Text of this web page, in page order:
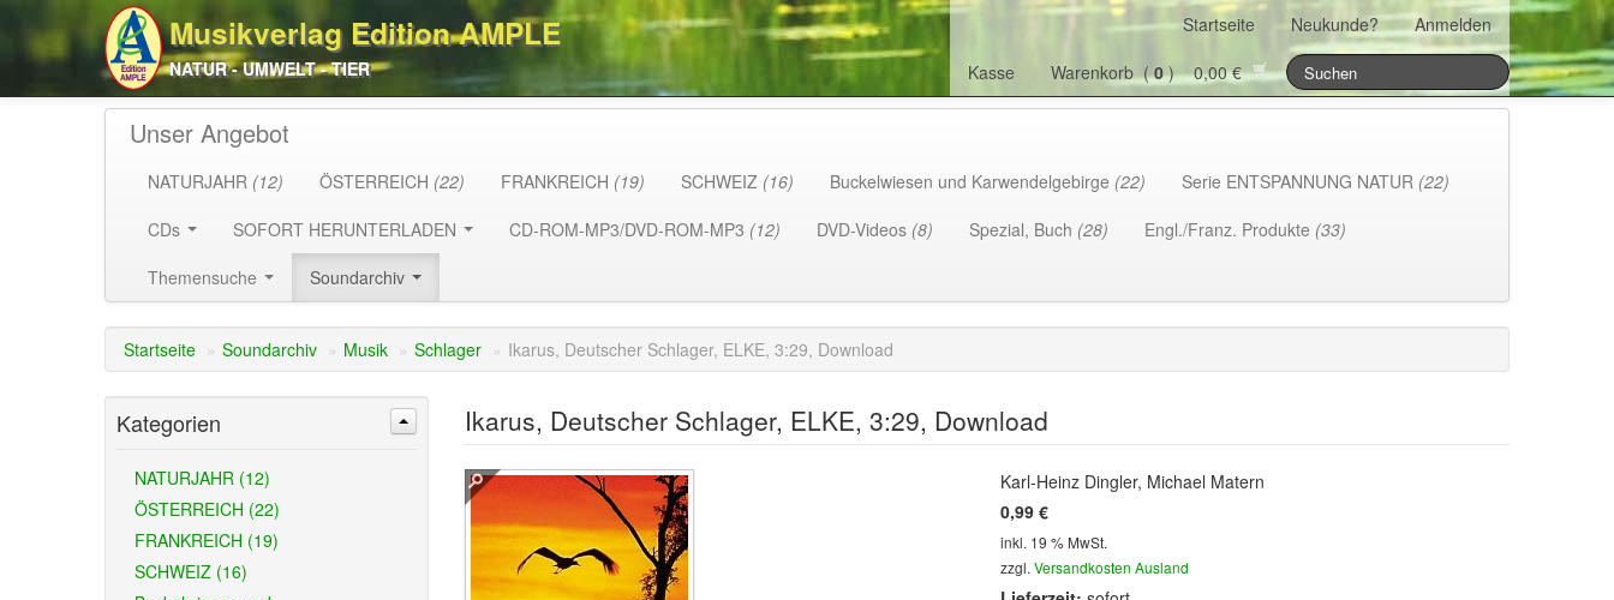
Musikverlag Edition AMPLE
NATUR - UMWELT - TIER
Startseite Neukunde?
Anmelden
Kasse
Warenkorb (0) 0,00 €
Unser Angebot
NATURJAHR (12) ÖSTERREICH (22) FRANKREICH (19) SCHWEIZ (16) Buckelwiesen und Karwendelgebirge (22) Serie ENTSPANNUNG NATUR (22)
CDs
SOFORT HERUNTERLADEN CD-ROM-MP3/DVD-ROM-MP3 (12) DVD-Videos (8) Spezial, Buch (28) Engl./Franz. Produkte (33)
Themensuche
Soundarchiv
Startseite » Soundarchiv » Musik » Schlager » Ikarus, Deutscher Schlager, ELKE, 3:29, Download
Ikarus, Deutscher Schlager, ELKE, 3:29, Download
Karl-Heinz Dingler, Michael Matern
0,99 €
inkl. 19 % MwSt.
zzgl.Versandkosten Ausland
Kategorien
NATURJAHR (12)
ÖSTERREICH (22)
FRANKREICH (19)
SCHWEIZ (16)